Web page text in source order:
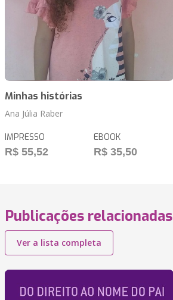
Minhas histórias
Ana Júlia Raber
IMPRESSO
R$ 55,52
EBOOK
R$ 35,50
Publicações relacionadas
Ver a lista completa